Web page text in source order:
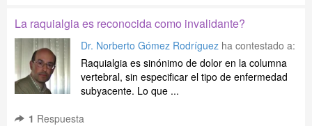
La raquialgia es reconocida como invalidante?
Dr. Norberto Gómez Rodríguez ha contestado a:
Raquialgia es sinónimo de dolor en la columna
vertebral, sin especificar el tipo de enfermedad
subyacente. Lo que ...
1 Respuesta